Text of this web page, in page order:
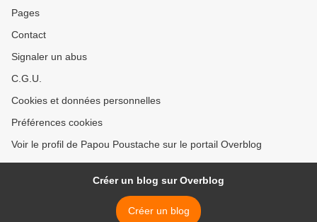
Pages
Contact
Signaler un abus
C.G.U.
Cookies et données personnelles
Préférences cookies
Voir le profil de Papou Poustache sur le portail Overblog
Créer un blog sur Overblog
Créer un blog